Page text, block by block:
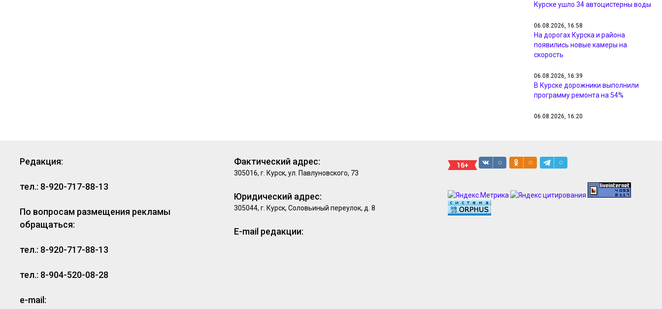
Курске ушло 34 автоцистерны воды
06.08.2026, 16:58
На дорогах Курска и района
появились новые камеры на
скорость
06.08.2026, 16:39
В Курске дорожники выполнили
программу ремонта на 54%
06.08.2026, 16:20
06.08.2026, 16:18
уникальные личные вещи маршала
Жукова
Редакция:
тел.: 8-920-717-88-13
По вопросам размещения рекламы
обращаться:
тел.: 8-920-717-88-13
тел.: 8-904-520-08-28
e-mail:
Фактический адрес:
305016, г. Курск, ул. Павлуновского, 73
Юридический адрес:
305044, г. Курск, Соловьиный переулок, д. 8
E-mail редакции: